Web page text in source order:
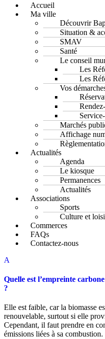
Accueil
Ma ville
Découvrir
Situation &
SMAV
Santé
Le conseil
Les
Les
Vos
Marchés
Affichage
Actualités
Agenda
Le kiosque
Permanences
Actualités
Associations
Sports
Culture et
Commerces
FAQs
Contactez-nous
A
Quelle est l’empreinte
?
Elle est faible, car la biomasse
renouvelable, surtout si elle
Cependant, il faut prendre en
émissions liées à sa combustion.